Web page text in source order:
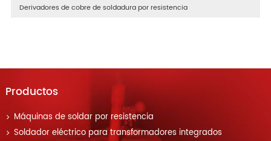
Derivadores de cobre de soldadura por resistencia
Productos
Máquinas de soldar por resistencia
Soldador eléctrico para transformadores integrados